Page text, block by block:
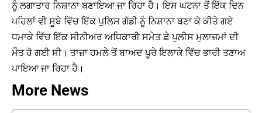
ਨੂੰ ਲਗਾਤਾਰ ਨਿਸ਼ਾਨਾ ਬਣਾਇਆ ਜਾ ਰਿਹਾ ਹੈ। ਇਸ ਘਟਨਾ ਤੋਂ ਇੱਕ ਦਿਨ
ਪਹਿਲਾਂ ਵੀ ਸੂਬੇ ਵਿੱਚ ਇੱਕ ਪੁਲਿਸ ਗੱਡੀ ਨੂੰ ਨਿਸ਼ਾਨਾ ਬਣਾ ਕੇ ਕੀਤੇ ਗਏ
ਧਮਾਕੇ ਵਿੱਚ ਇੱਕ ਸੀਨੀਅਰ ਅਧਿਕਾਰੀ ਸਮੇਤ ਛੇ ਪੁਲੀਸ ਮੁਲਾਜ਼ਮਾਂ ਦੀ
ਮੌਤ ਹੋ ਗਈ ਸੀ। ਤਾਜ਼ਾ ਹਮਲੇ ਤੋਂ ਬਾਅਦ ਪੂਰੇ ਇਲਾਕੇ ਵਿੱਚ ਭਾਰੀ ਤਣਾਅ
ਪਾਇਆ ਜਾ ਰਿਹਾ ਹੈ।
More News